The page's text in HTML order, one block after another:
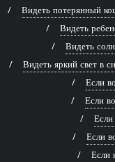
Видеть потерянный
Видеть
Видеть
Видеть яркий свет в
Если
Если
Если
Если
Если